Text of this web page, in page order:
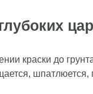
краски до
шпатлюется,